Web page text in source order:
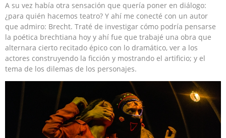
A su vez había otra sensación que quería poner en diálogo:
¿para quién hacemos teatro? Y ahí me conecté con un autor
que admiro: Brecht. Traté de investigar cómo podría pensarse
la poética brechtiana hoy y ahí fue que trabajé una obra que
alternara cierto recitado épico con lo dramático, ver a los
actores construyendo la ficción y mostrando el artificio; y el
tema de los dilemas de los personajes.